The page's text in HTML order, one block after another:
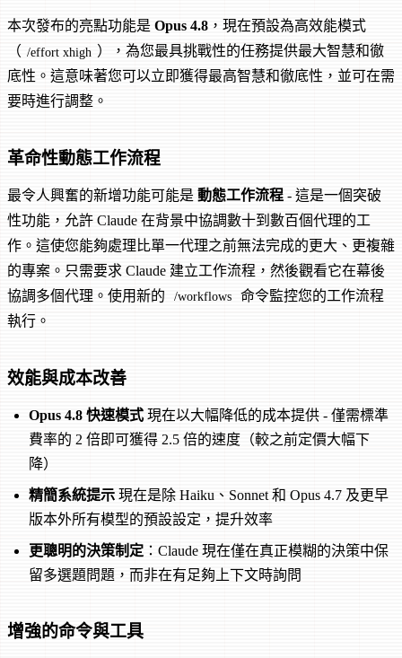
本次發布的亮點功能是 Opus 4.8 ，現在預設為高效能模式
（ /effort xhigh ），為您最具挑戰性的任務提供最大智慧和徹
底性。這意味著您可以立即獲得最高智慧和徹底性，並可在需
要時進行調整。
革命性動態工作流程
最令人興奮的新增功能可能是 動態工作流程 - 這是一個突破
性功能，允許 Claude 在背景中協調數十到數百個代理的工
作。這使您能夠處理比單一代理之前無法完成的更大、更複雜
的專案。只需要求 Claude 建立工作流程，然後觀看它在幕後
協調多個代理。使用新的
/workflows
命令監控您的工作流程
執行。
效能與成本改善
Opus 4.8 快速模式 現在以大幅降低的成本提供 - 僅需標準
費率的 2 倍即可獲得 2.5 倍的速度（較之前定價大幅下
降）
精簡系統提示 現在是除 Haiku、Sonnet 和 Opus 4.7 及更早
版本外所有模型的預設設定，提升效率
更聰明的決策制定 ：Claude 現在僅在真正模糊的決策中保
留多選題問題，而非在有足夠上下文時詢問
增強的命令與工具